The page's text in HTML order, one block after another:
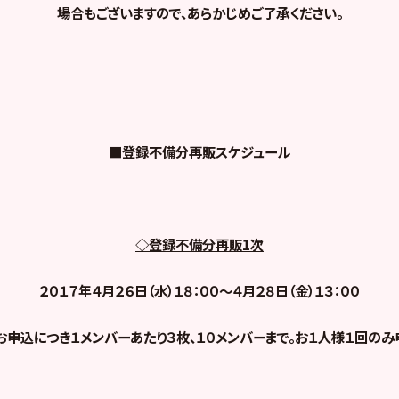
場合もございますので、あらかじめご了承ください。
■登録不備分再販スケジュール
◇登録不備分再販1次
２０１７年４月２６日（水）１８：００～４月２８日（金）１３：００
申込につき１メンバーあたり３枚、１０メンバーまで。お１人様１回の